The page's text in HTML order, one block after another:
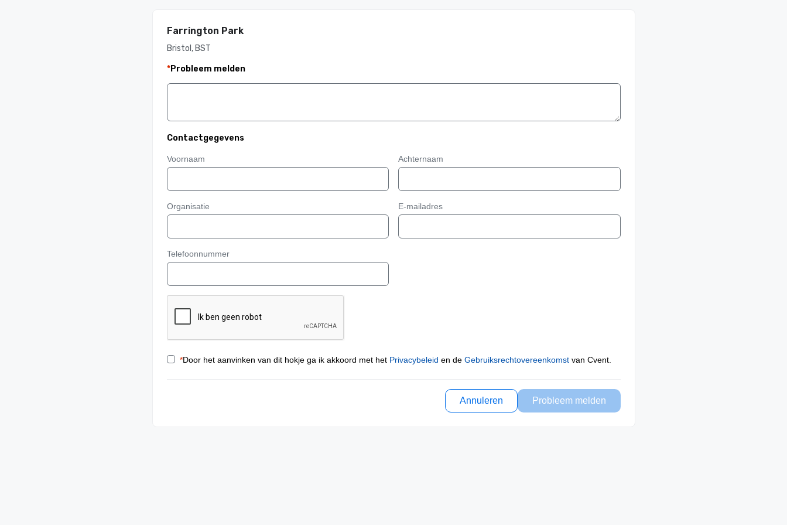
Farrington Park
Bristol, BST
*Probleem melden
Contactgegevens
Voornaam Achternaam
Organisatie E-mailadres
Telefoonnummer
*Door het aanvinken van dit hokje ga ik akkoord met het Privacybeleid en de Gebruiksrechtovereenkomstvan Cvent.
Annuleren Probleem melden